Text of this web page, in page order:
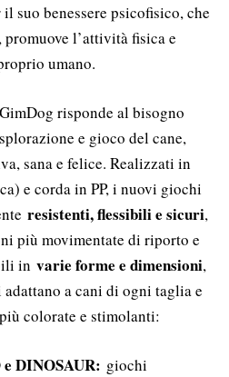
suo benessere psicofisico, che
l’attività fisica e
umano.
risponde al bisogno
e gioco del cane,
sana e felice. Realizzati in
e corda in PP, i nuovi giochi
resistenti, flessibili e sicuri,
più movimentate di riporto e
in varie forme e dimensioni,
a cani di ogni taglia e
colorate e stimolanti:
DINOSAUR: giochi